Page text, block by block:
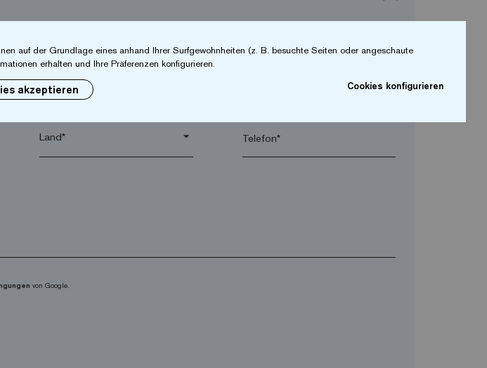
Firma* arrow_drop_down
arrow_drop_down Telefon*
von Google.
auf der Grundlage eines anhand Ihrer Surfgewohnheiten (z. B. besuchte Seiten oder angeschaute
erhalten und Ihre Präferenzen konfigurieren.
akzeptieren Cookies konfigurieren